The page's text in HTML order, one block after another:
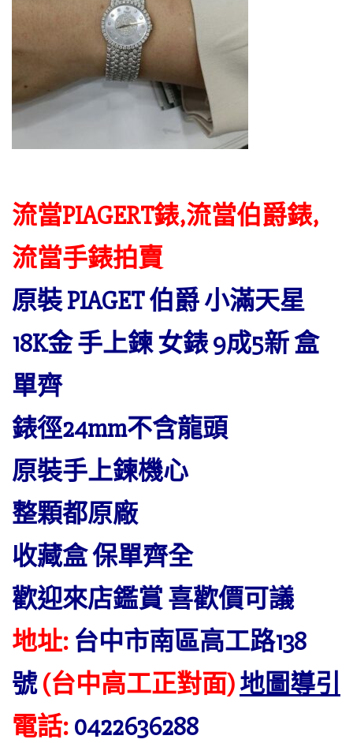
流當PIAGERT錶,流當伯爵錶,
流當手錶拍賣
原裝 PIAGET 伯爵 小滿天星
18K金 手上鍊 女錶 9成5新 盒
單齊
錶徑24mm不含龍頭
原裝手上鍊機心
整顆都原廠
收藏盒 保單齊全
歡迎來店鑑賞 喜歡價可議
地址: 台中市南區高工路138
號(台中高工正對面)地圖導引
電話: 0422636288